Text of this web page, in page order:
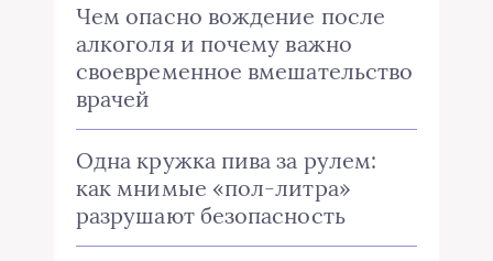
Чем опасно вождение после
алкоголя и почему важно
своевременное вмешательство
врачей
Одна кружка пива за рулем:
как мнимые «пол-литра»
разрушают безопасность